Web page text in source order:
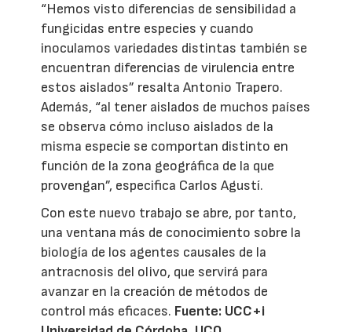
“Hemos visto diferencias de sensibilidad a
fungicidas entre especies y cuando
inoculamos variedades distintas también se
encuentran diferencias de virulencia entre
estos aislados” resalta Antonio Trapero.
Además, “al tener aislados de muchos países
se observa cómo incluso aislados de la
misma especie se comportan distinto en
función de la zona geográfica de la que
provengan”, especifica Carlos Agustí.
Con este nuevo trabajo se abre, por tanto,
una ventana más de conocimiento sobre la
biología de los agentes causales de la
antracnosis del olivo, que servirá para
avanzar en la creación de métodos de
control más eficaces. Fuente: UCC+i